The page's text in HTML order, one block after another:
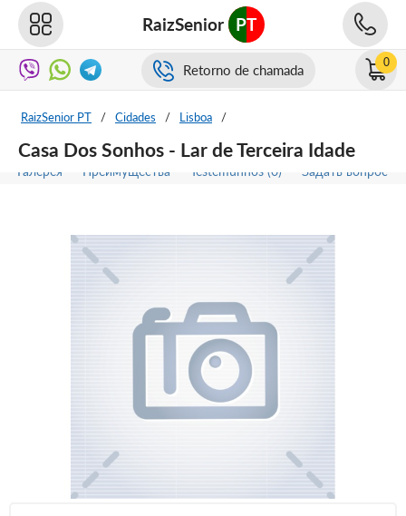
RaizSenior PT
Retorno de chamada 0
RaizSenior PT / Cidades / Lisboa /
Casa Dos Sonhos - Lar de Terceira Idade
Галерея Преимущества Testemunhos (0) Задать вопрос